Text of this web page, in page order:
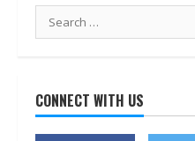
Search
for:
CONNECT WITH US